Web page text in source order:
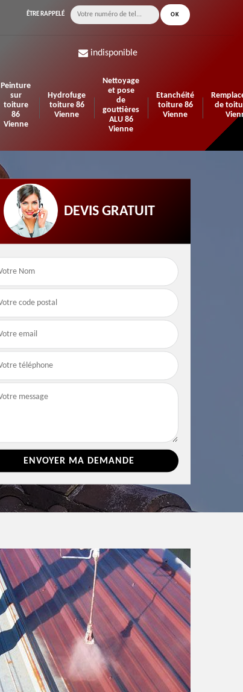
ÊTRE RAPPELÉ
indisponible
Peinture
sur
toiture
86
Vienne
Hydrofuge
toiture 86
Vienne
Nettoyage
et pose
de
gouttières
ALU 86
Vienne
Etanchéité
toiture 86
Vienne
de
Urgence fuite de
toiture 86 Vienne
Travaux d'isolation 86
Vienne
DEVIS GRATUIT